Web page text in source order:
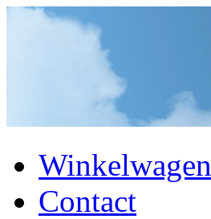
Winkelwagen
Contact